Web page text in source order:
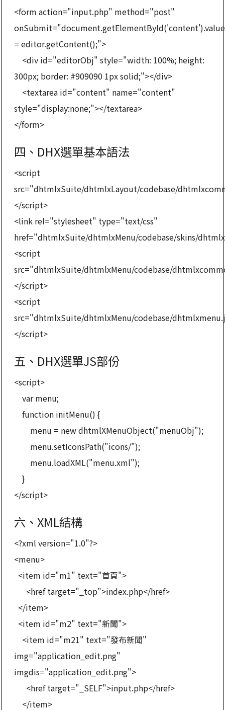
<form action="input.php" method="post"
onSubmit="document.getElementById('content').value
= editor.getContent();">
<div id="editorObj" style="width: 100%; height:
300px; border: #909090 1px solid;"></div>
<textarea id="content" name="content"
style="display:none;"></textarea>
</form>
四、DHX選單基本語法
<script
src="dhtmlxSuite/dhtmlxLayout/codebase/
</script>
<link rel="stylesheet" type="text/css"
href="dhtmlxSuite/dhtmlxMenu/codebase/skins/
<script
src="dhtmlxSuite/dhtmlxMenu/codebase/
</script>
<script
src="dhtmlxSuite/dhtmlxMenu/codebase/
</script>
五、DHX選單JS部份
<script>
var menu;
function initMenu() {
menu = new dhtmlXMenuObject("menuObj");
menu.setIconsPath("icons/");
menu.loadXML("menu.xml");
}
</script>
六、XML結構
<?xml version="1.0"?>
<menu>
<item id="m1" text="首頁">
<href target="_top">index.php</href>
</item>
<item id="m2" text="新聞">
<item id="m21" text="發布新聞"
img="application_edit.png"
imgdis="application_edit.png">
<href target="_SELF">input.php</href>
</item>